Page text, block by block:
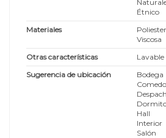
Étnico
Materiales
Poliester
Viscosa
Otras características
Sugerencia de ubicación
Bodega
Hall
Interior
Salón